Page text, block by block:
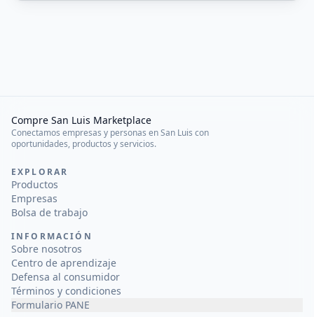
Compre San Luis Marketplace
Conectamos empresas y personas en San Luis con
oportunidades, productos y servicios.
EXPLORAR
Productos
Empresas
Bolsa de trabajo
INFORMACIÓN
Sobre nosotros
Centro de aprendizaje
Defensa al consumidor
Términos y condiciones
Formulario PANE